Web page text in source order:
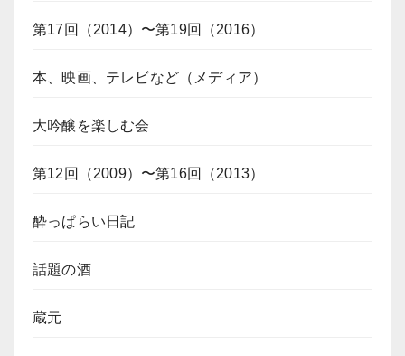
第17回（2014）〜第19回（2016）
本、映画、テレビなど（メディア）
大吟醸を楽しむ会
第12回（2009）〜第16回（2013）
酔っぱらい日記
話題の酒
蔵元